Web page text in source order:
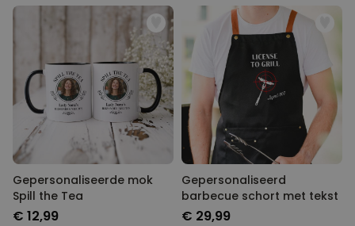
Gepersonaliseerde mok
Spill the Tea
€ 12,99
Gepersonaliseerd
barbecue schort met tekst
€ 29,99